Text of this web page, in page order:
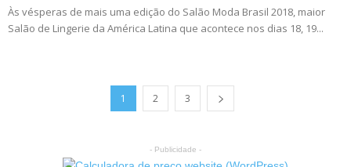
Às vésperas de mais uma edição do Salão Moda Brasil 2018, maior
Salão de Lingerie da América Latina que acontece nos dias 18, 19...
1 2 3
- Publicidade -